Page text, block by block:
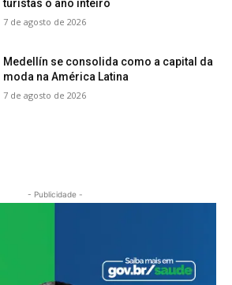
turistas o ano inteiro
7 de agosto de 2026
Medellín se consolida como a capital da
moda na América Latina
7 de agosto de 2026
- Publicidade -